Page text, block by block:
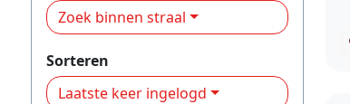
Zoek binnen straal
Sorteren
Laatste keer ingelogd